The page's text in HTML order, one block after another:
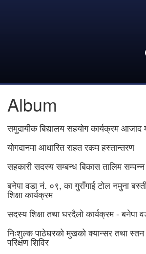
Album
समुदायीक बिद्यालय सहयोग कार्यक्रम आजाद
योगदानमा आधारित राहत रकम हस्तान्तरण
सहकारी सदस्य सम्बन्ध बिकास तालिम सम्पन्न
बनेपा वडा नं. ०९, का गुराँगाई टोल नमुना
शिक्षा कार्यक्रम
सदस्य शिक्षा तथा घरदैलो कार्यक्रम - बनेपा
निःशुल्क पाठेघरको मुखको क्यान्सर तथा स्तन
परिक्षण शिविर